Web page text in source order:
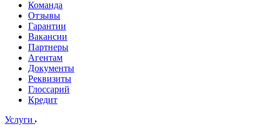
Команда
Отзывы
Гарантии
Вакансии
Партнеры
Агентам
Документы
Реквизиты
Глоссарий
Кредит
Услуги